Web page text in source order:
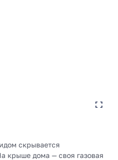
скрывается
крыше дома — своя газовая